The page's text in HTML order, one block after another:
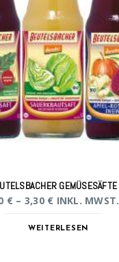
GEMÜSESÄFTE
€ – 3,30 € INKL. MWST.
WEITERLESEN